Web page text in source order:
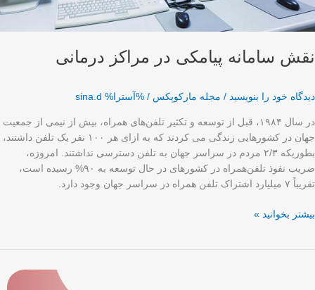
نقش سامانه پیامکی در مراکز درمانی
دیدگاه‌ خود را بنویسید / مجله مارکوپکس / %آسترا% sina.d
در سال ۱۹۸۴، قبل از توسعه و تکثیر تلفن‌های همراه، بیش از نیمی از جمعیت
جهان در کشورهایی زندگی می کردند که به ازای هر ۱۰۰ نفر یک تلفن داشتند،
بطوریکه ۲/۳ مردم در سراسر جهان به تلفن دسترسی نداشتند. امروزه،
ضریب نفوذ تلفن‌همراه در کشورهای در حال توسعه به ۹۰% رسیده است،
تقریباً ۷ میلیارد اشتراک تلفن همراه در سراسر جهان وجود دارد.
بیشتر بخوانید »